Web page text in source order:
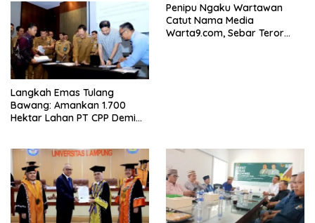
Langkah Emas Tulang
Bawang: Amankan 1.700
Hektar Lahan PT CPP Demi
Penipu Ngaku Wartawan
Catut Nama Media
Warta9.com, Sebar Teror